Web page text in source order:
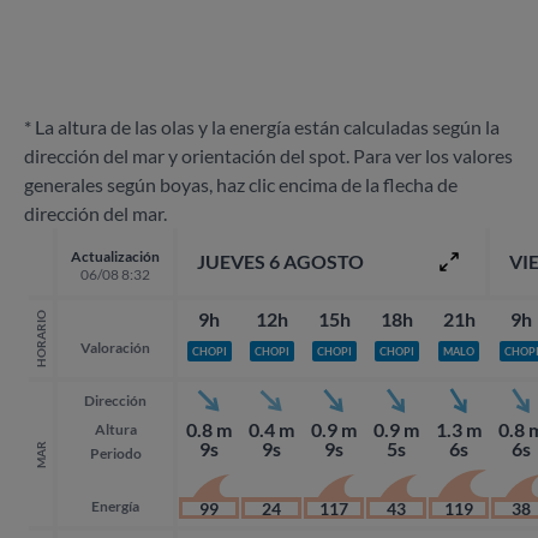
* La altura de las olas y la energía están calculadas según la
dirección del mar y orientación del spot. Para ver los valores
generales según boyas, haz clic encima de la flecha de
dirección del mar.
Actualización
06/08 8:32
HORARIO Valoración
MAR
Dirección
Altura
Periodo
Energía
JUEVES 6 AGOSTO
9h
CHOPI
0.8 m
9s
99
12h
CHOPI
0.4 m
9s
24
15h
CHOPI
0.9 m
9s
117
18h
CHOPI
0.9 m
5s
43
21h
MALO
1.3 m
6s
119
9h
CHOPI
0.8
6s
38